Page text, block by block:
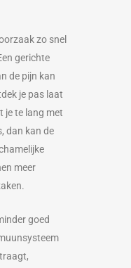
zo snel
gerichte
de pijn kan
je pas laat
je te lang met
dan kan de
meer
goed